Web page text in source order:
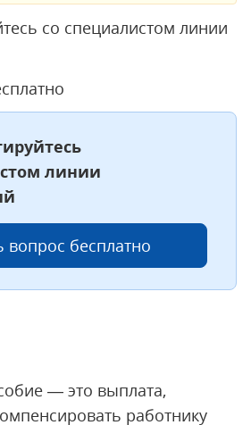
со специалистом линии
линии
вопрос бесплатно
— это выплата,
работнику